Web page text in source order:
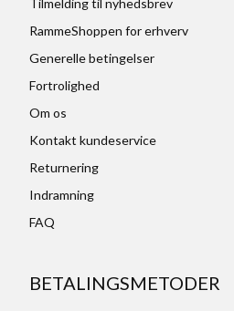
Tilmelding til nyhedsbrev
RammeShoppen for erhverv
Generelle betingelser
Fortrolighed
Om os
Kontakt kundeservice
Returnering
Indramning
FAQ
BETALINGSMETODER